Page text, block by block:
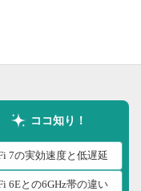
ココ知り！
7の実効速度と低遅延
6Eとの6GHz帯の違い